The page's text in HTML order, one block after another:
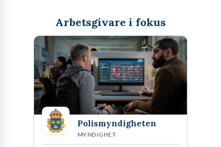
Arbetsgivare i fokus
Polismyndigheten
MYNDIGHET